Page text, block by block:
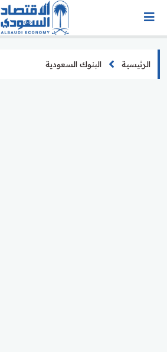
الرئيسية البنوك السعودية